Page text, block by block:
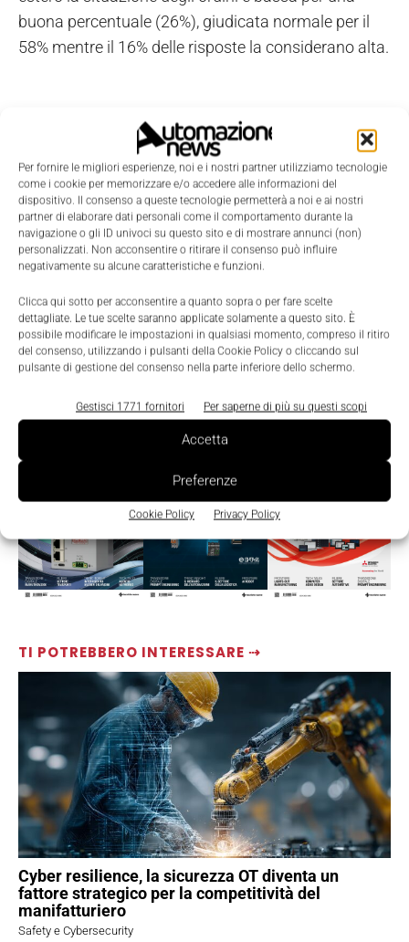
Per fornire le migliori esperienze, noi e i nostri partner utilizziamo tecnologie
come i cookie per memorizzare e/o accedere alle informazioni del
dispositivo. Il consenso a queste tecnologie permetterà a noi e ai nostri
partner di elaborare dati personali come il comportamento durante la
navigazione o gli ID univoci su questo sito e di mostrare annunci (non)
personalizzati. Non acconsentire o ritirare il consenso può influire
negativamente su alcune caratteristiche e funzioni.
Clicca qui sotto per acconsentire a quanto sopra o per fare scelte
dettagliate. Le tue scelte saranno applicate solamente a questo sito. È
possibile modificare le impostazioni in qualsiasi momento, compreso il ritiro
del consenso, utilizzando i pulsanti della Cookie Policy o cliccando sul
pulsante di gestione del consenso nella parte inferiore dello schermo.
Gestisci 1771 fornitori Per saperne di più su questi scopi
Accetta
Preferenze
Cookie Policy Privacy Policy
LEGGI LA RIVISTA ⇢
TI POTREBBERO INTERESSARE ⇢
Cyber resilience, la sicurezza OT diventa un
fattore strategico per la competitività del
manifatturiero
Safety e Cybersecurity
buona percentuale (26%), giudicata normale per il
58% mentre il 16% delle risposte la considerano alta.